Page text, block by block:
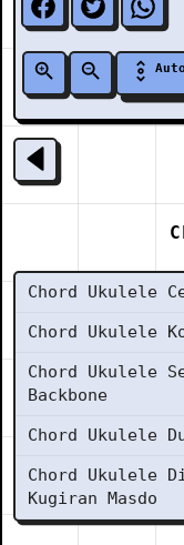
Chord Ukulele
Chord Ukulele
Chord Ukulele
Backbone
Chord Ukulele
Chord Ukulele
Kugiran Masdo